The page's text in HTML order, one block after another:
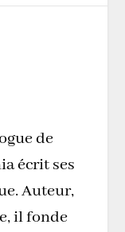
de
écrit ses
Auteur,
il fonde